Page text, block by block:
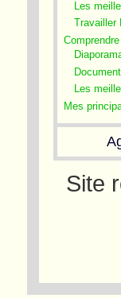
Les
Travailler
Les
Mes
Site